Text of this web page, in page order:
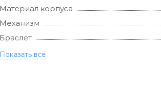
Материал корпуса
Механизм
Браслет
Показать всё